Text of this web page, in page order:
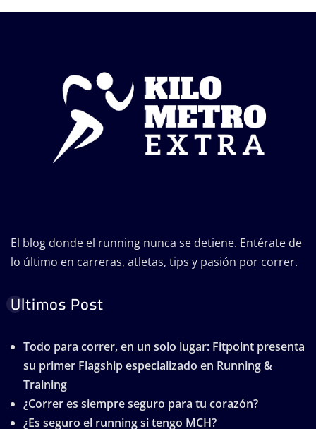
El blog donde el running nunca se detiene. Entérate de
lo último en carreras, atletas, tips y pasión por correr.
Ultimos Post
Todo para correr, en un solo lugar: Fitpoint presenta
su primer Flagship especializado en Running &
Training
¿Correr es siempre seguro para tu corazón?
¿Es seguro el running si tengo MCH?